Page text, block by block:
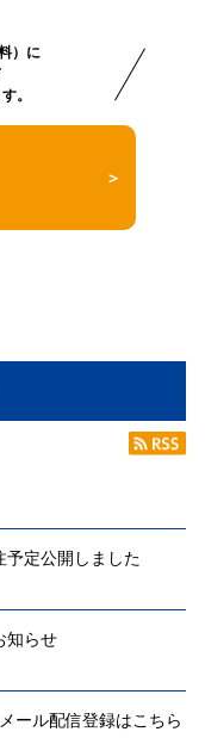
予定公開しました
知らせ
ール配信登録はこちら
）に
。